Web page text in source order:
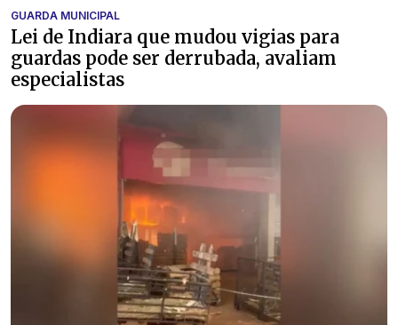
GUARDA MUNICIPAL
Lei de Indiara que mudou vigias para
guardas pode ser derrubada, avaliam
especialistas